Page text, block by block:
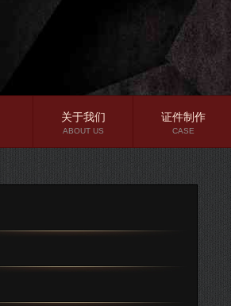
关于我们
ABOUT US
证件制作
CASE